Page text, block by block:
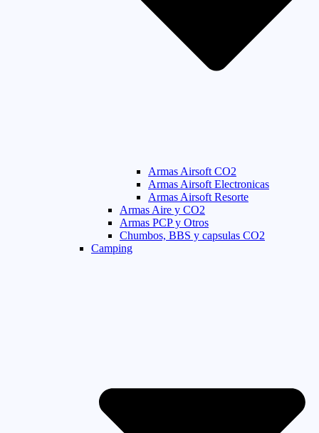
Armas Airsoft CO2
Armas Airsoft Electronicas
Armas Airsoft Resorte
Armas Aire y CO2
Armas PCP y Otros
Chumbos, BBS y capsulas CO2
Camping